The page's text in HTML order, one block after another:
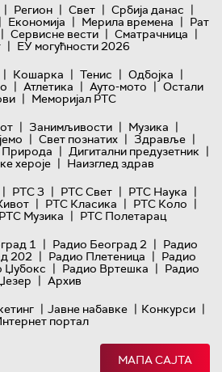
| Регион | Свет | Србија данас |
| Економија | Мерила времена | Рат
| Сервисне вести | Сматрачница |
| ЕУ могућности 2026
| Кошарка | Тенис | Одбојка |
| Атлетика | Ауто-мото | Остали
| Меморијал РТС
| Занимљивости | Музика |
| Свет познатих | Здравље |
Природа | Дигитални предузетник |
хероје | Наизглед здрав
| РТС 3 | РТС Свет | РТС Наука |
| РТС Класика | РТС Коло |
РТС Музика | РТС Полетарац
1 | Радио Београд 2 | Радио
202 | Радио Плетеница | Радио
Џубокс | Радио Вртешка | Радио
| Архив
| Јавне набавке | Конкурси |
портал
МАПА САЈТА